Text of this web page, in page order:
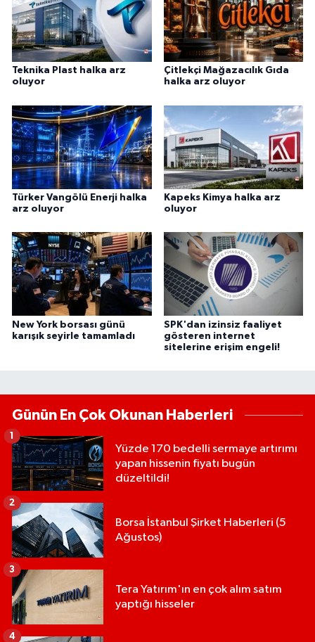
Teknika Plast halka arz
oluyor
Çitlekçi Mağazacılık Gıda
halka arz oluyor
Türker Vangölü Enerji halka
arz oluyor
Kapeks Kimya halka arz
oluyor
New York borsası günü
karışık seyirle tamamladı
SPK'dan izinsiz faaliyet
gösteren internet
sitelerine erişim engeli!
Günün En Çok Okunan Haberleri
Yüzde 170 bedelli sermaye artırımı
yapan hissenin fiyatı bugün
düzeltildi!
1
Borsa İstanbul Şirket Haberleri (5
Ağustos)
2
Tera Yatırım'ın en çok alım satım
yaptığı hisseler
3
4